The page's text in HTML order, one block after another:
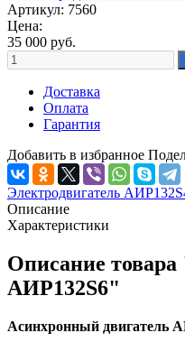
Артикул: 7560
Цена:
35 000 руб.
Доставка
Оплата
Гарантия
Добавить в избранное
Электродвигатель
Описание
Характеристики
Описание товара
АИР132S6"
Асинхронный двигатель